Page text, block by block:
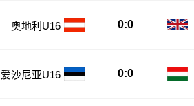
奥地利U16 0:0
爱沙尼亚U16 0:0